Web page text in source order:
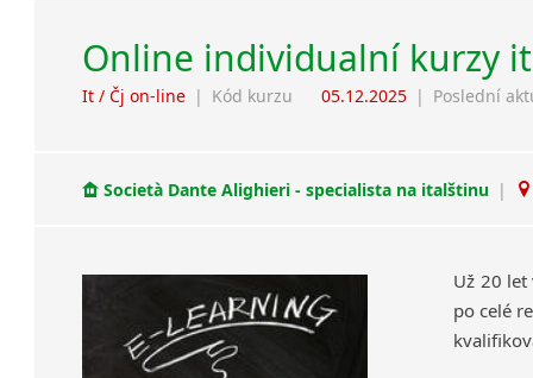
Online individualní kurzy
It / Čj on-line | Kód kurzu 05.12.2025 | Poslední
Società Dante Alighieri - specialista na italštinu |
Už 20 let
po celé